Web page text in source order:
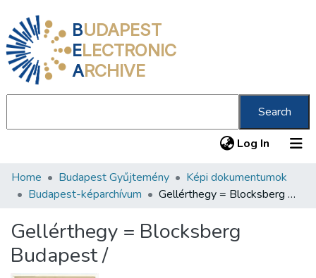
BUDAPEST
ELECTRONIC
ARCHIVE
Search
Log In (current)
Communities & Collections
Statistics
About us
Home Budapest Gyűjtemény
Képi dokumentumok
Budapest-képarchívum
Gellérthegy = Blocksberg Budapest /
Gellérthegy = Blocksberg
Budapest /